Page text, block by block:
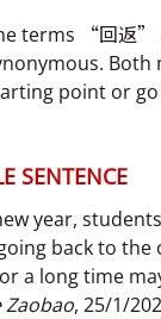
terms “回返
point or go
SENTENCE
year,
back to
a long time
Zaobao, 25/1/